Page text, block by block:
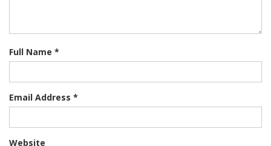
Full Name *
Email Address *
Website